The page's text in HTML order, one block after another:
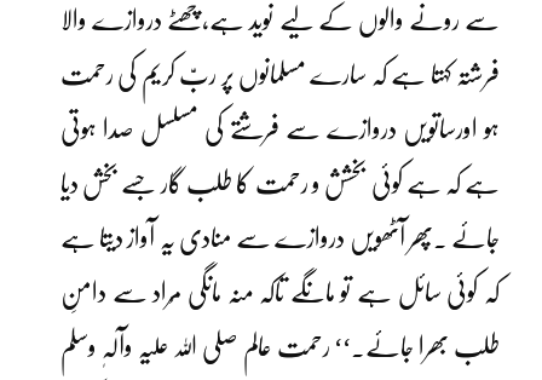
سے رونے والوں کے لیے نوید ہے،چھٹے دروازے والا
فرشتہ کہتا ہے کہ سارے مسلمانوں پر ربّ کریم کی رحمت
ہو اورساتویں دروازے سے فرشتے کی مسلسل صدا ہوتی
ہے کہ ہے کوئی بخشش و رحمت کا طلب گار جسے بخش دیا
جائے ۔پھر آٹھویں دروازے سے منادی یہ آواز دیتا ہے
کہ کوئی سائل ہے تو مانگے تاکہ منہ مانگی مُراد سے دامنِ
طلب بھرا جائے۔‘‘ رحمت عالم صلی اللہ علیہ وآلہٖ وسلم